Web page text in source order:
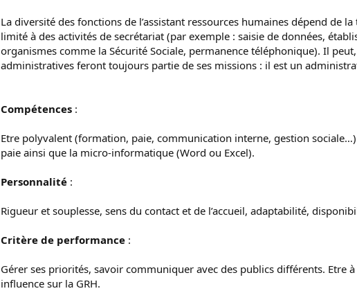
La diversité des fonctions de l’assistant ressources humaines dépend de
limité à des activités de secrétariat (par exemple : saisie de données,
organismes comme la Sécurité Sociale, permanence téléphonique). Il
administratives feront toujours partie de ses missions : il est un
Compétences :
Etre polyvalent (formation, paie, communication interne, gestion
paie ainsi que la micro-informatique (Word ou Excel).
Personnalité :
Rigueur et souplesse, sens du contact et de l’accueil, adaptabilité,
Critère de performance :
Gérer ses priorités, savoir communiquer avec des publics différents. Etre
influence sur la GRH.